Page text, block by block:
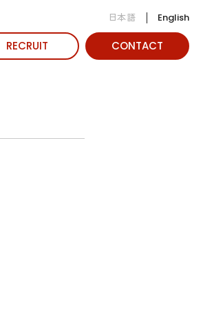
日本語 English
RECRUIT CONTACT